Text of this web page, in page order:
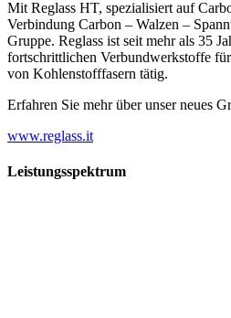
Mit Reglass HT, spezialisiert auf
Verbindung Carbon – Walzen –
Gruppe. Reglass ist seit mehr als 35
fortschrittlichen Verbundwerkstoffe
von Kohlenstofffasern tätig.
Erfahren Sie mehr über unser neues
www.reglass.it
Leistungsspektrum